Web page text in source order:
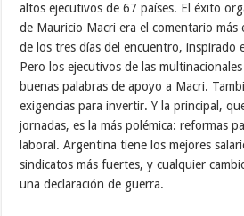
altos ejecutivos de 67 países. El éxito
de Mauricio Macri era el comentario
de los tres días del encuentro, inspirado
Pero los ejecutivos de las
buenas palabras de apoyo a Macri.
exigencias para invertir. Y la principal,
jornadas, es la más polémica: reformas
laboral. Argentina tiene los mejores
sindicatos más fuertes, y cualquier
una declaración de guerra.